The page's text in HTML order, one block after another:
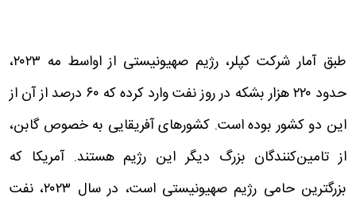
طبق آمار شرکت کپلر، رژیم صهیونیستی از اواسط مه ۲۰۲۳،
حدود ۲۲۰ هزار بشکه در روز نفت وارد کرده که ۶۰ درصد از آن از
این دو کشور بوده است. کشورهای آفریقایی به خصوص گابن،
از تامین‌کنندگان بزرگ دیگر این رژیم هستند. آمریکا که
بزرگترین حامی رژیم صهیونیستی است، در سال ۲۰۲۳، نفت